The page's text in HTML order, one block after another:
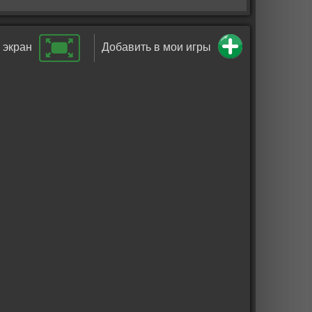
Добавить в мои игры